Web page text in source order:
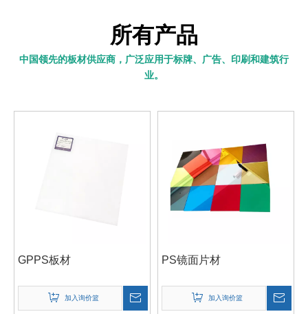
所有产品
中国领先的板材供应商，广泛应用于标牌、广告、印刷和建筑行
业。
GPPS板材
加入询价篮
PS镜面片材
加入询价篮